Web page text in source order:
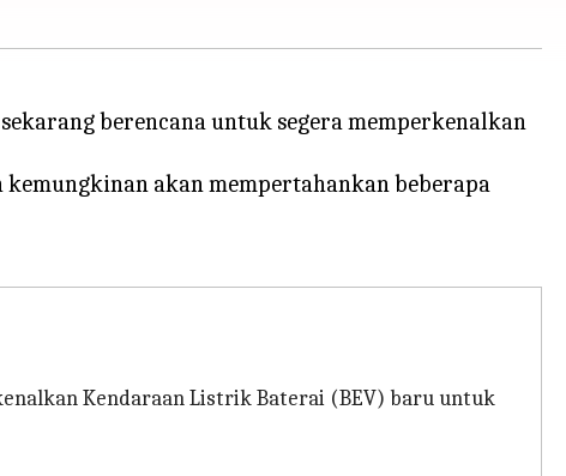
berencana untuk segera memperkenalkan
akan mempertahankan beberapa
Kendaraan Listrik Baterai (BEV) baru untuk